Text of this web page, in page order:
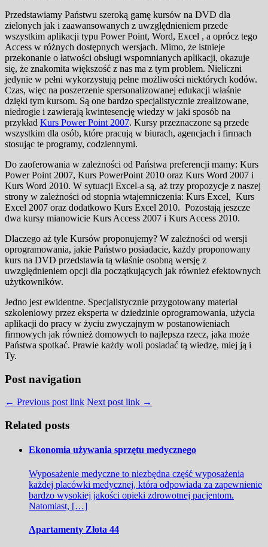
Przedstawiamy Państwu szeroką gamę kursów na DVD dla
zielonych jak i zaawansowanych z uwzględnieniem przede
wszystkim aplikacji typu Power Point, Word, Excel , a oprócz tego
Access w różnych dostępnych wersjach. Mimo, że istnieje
przekonanie o łatwości obsługi wspomnianych aplikacji, okazuje
się, że znakomita większość z nas ma z tym problem. Nieliczni
jedynie w pełni wykorzystują pełne możliwości niektórych kodów.
Czas, więc na poszerzenie spersonalizowanej edukacji właśnie
dzięki tym kursom. Są one bardzo specjalistycznie zrealizowane,
niedrogie i zawierają kwintesencję wiedzy w jaki sposób na
przykład Kurs Power Point 2007. Kursy przeznaczone są przede
wszystkim dla osób, które pracują w biurach, agencjach i firmach
stosując te programy, codziennymi.
Do zaoferowania w zależności od Państwa preferencji mamy: Kurs
Power Point 2007, Kurs PowerPoint 2010 oraz Kurs Word 2007 i
Kurs Word 2010. W sytuacji Excel-a są, aż trzy propozycje z naszej
strony w zależności od stopnia wtajemniczenia: Kurs Excel, Kurs
Excel 2007 oraz dodatkowo Kurs Excel 2010. Pozostają jeszcze
dwa kursy mianowicie Kurs Access 2007 i Kurs Access 2010.
Dlaczego aż tyle Kursów proponujemy? W zależności od wersji
oprogramowania, jakie Państwo posiadacie, każdy proponowany
kurs na DVD przedstawia tą właśnie osobną wersję z
uwzględnieniem opcji dla początkujących jak również efektownych
użytkowników.
Jedno jest ewidentne. Specjalistycznie przygotowany materiał
szkoleniowy przez eksperta w dziedzinie oprogramowania, użycia
aplikacji do pracy w życiu zwyczajnym w postanowieniach
firmowych jak również domowych to najlepsza rzecz, jaka może
Państwa spotkać. Prawie każdy woli posiadać tą wiedzę, miej ją i
Ty.
Post navigation
← Previous post link Next post link →
Related posts
Ekonomia używania sprzętu medycznego
Wyposażenie medyczne to niezbędna część wyposażenia
każdej placówki medycznej, która odpowiada za zapewnienie
bardzo wysokiej jakości opieki zdrowotnej pacjentom.
Natomiast, […]
Apartamenty Złota 44